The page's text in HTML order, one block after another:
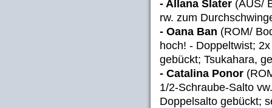
- Allana Slater (AUS/
rw. zum
- Oana Ban (ROM/
hoch! - Doppeltwist;
gebückt; Tsukahara,
- Catalina Ponor
1/2-Schraube-Salto
Doppelsalto gebückt;